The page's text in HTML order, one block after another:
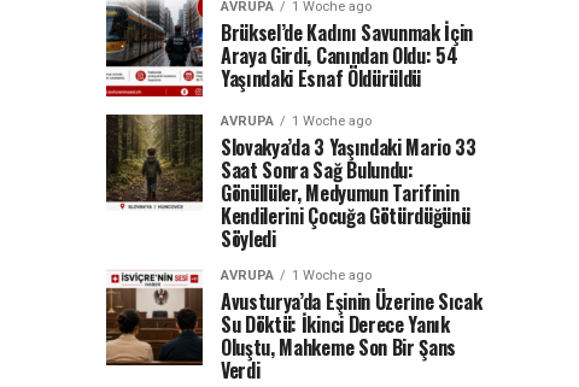
AVRUPA 1 Woche ago
Brüksel’de Kadını Savunmak İçin
Araya Girdi, Canından Oldu: 54
Yaşındaki Esnaf Öldürüldü
AVRUPA 1 Woche ago
Slovakya’da 3 Yaşındaki Mario 33
Saat Sonra Sağ Bulundu:
Gönüllüler, Medyumun Tarifinin
Kendilerini Çocuğa Götürdüğünü
Söyledi
AVRUPA 1 Woche ago
Avusturya’da Eşinin Üzerine Sıcak
Su Döktü: İkinci Derece Yanık
Oluştu, Mahkeme Son Bir Şans
Verdi